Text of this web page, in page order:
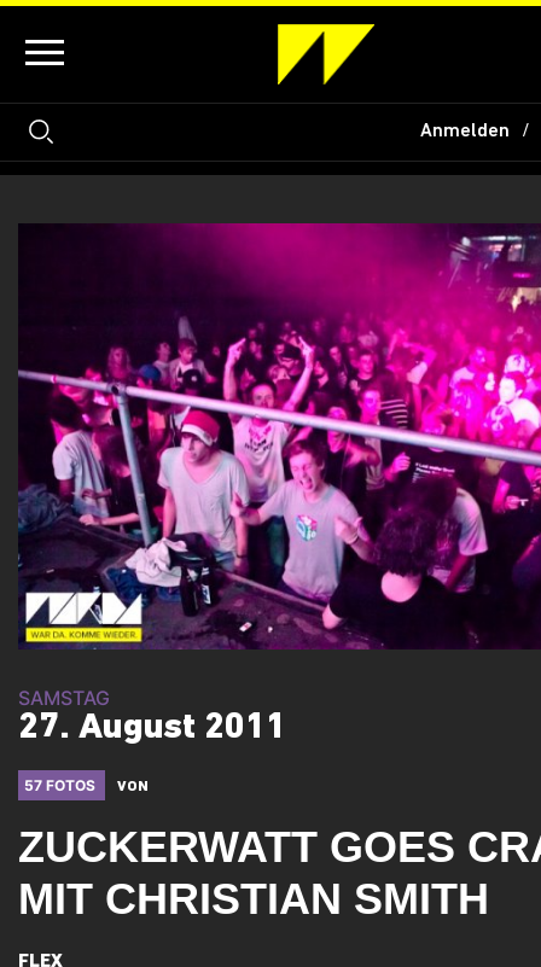
Anmelden
SAMSTAG
27. August 2011
57 FOTOS VON
ZUCKERWATT GOES
MIT CHRISTIAN SMITH
FLEX